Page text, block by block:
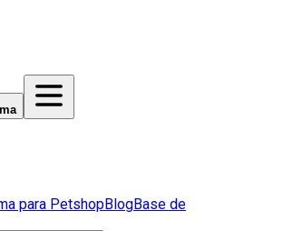
para PetshopBlogBase de